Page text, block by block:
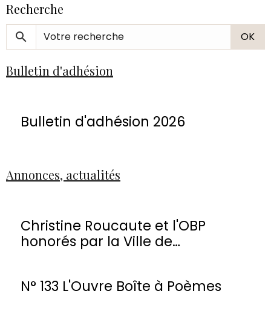
Recherche
OK
Bulletin d'adhésion
Bulletin d'adhésion 2026
Annonces, actualités
Christine Roucaute et l'OBP
honorés par la Ville de
N° 133 L'Ouvre Boîte à Poèmes